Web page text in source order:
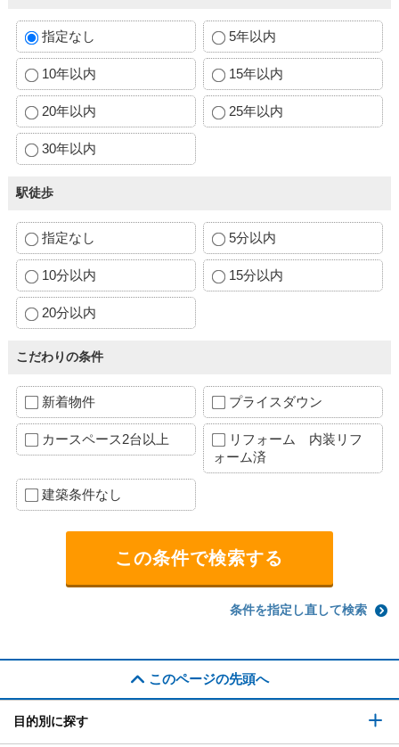
指定なし 5年以内
10年以内 15年以内
20年以内 25年以内
30年以内
駅徒歩
指定なし 5分以内
10分以内 15分以内
20分以内
こだわりの条件
新着物件 プライスダウン
カースペース2台以上
リフォーム 内装リフ
ォーム済
建築条件なし
条件を指定し直して検索
このページの先頭へ
目的別に探す